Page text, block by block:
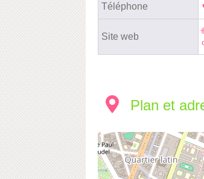
Téléphone
Site web
Plan et